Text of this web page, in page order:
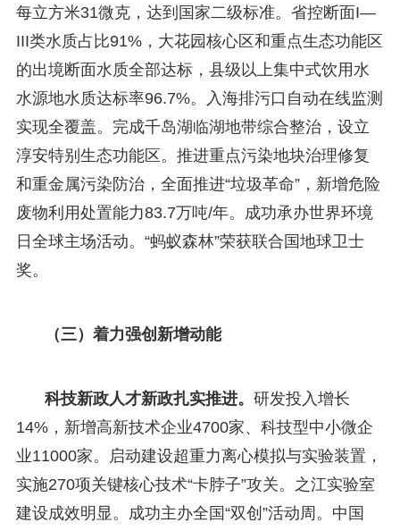
每立方米31微克，达到国家二级标准。省控断面I—
III类水质占比91%，大花园核心区和重点生态功能区
的出境断面水质全部达标，县级以上集中式饮用水
水源地水质达标率96.7%。入海排污口自动在线监测
实现全覆盖。完成千岛湖临湖地带综合整治，设立
淳安特别生态功能区。推进重点污染地块治理修复
和重金属污染防治，全面推进“垃圾革命”，新增危险
废物利用处置能力83.7万吨/年。成功承办世界环境
日全球主场活动。“蚂蚁森林”荣获联合国地球卫士
奖。
（三）着力强创新增动能
科技新政人才新政扎实推进。 研发投入增长
14%，新增高新技术企业4700家、科技型中小微企
业11000家。启动建设超重力离心模拟与实验装置，
实施270项关键核心技术“卡脖子”攻关。之江实验室
建设成效明显。成功主办全国“双创”活动周。中国